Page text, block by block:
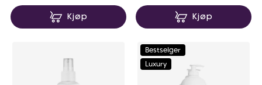
Kjøp Kjøp
Bestselger
Luxury